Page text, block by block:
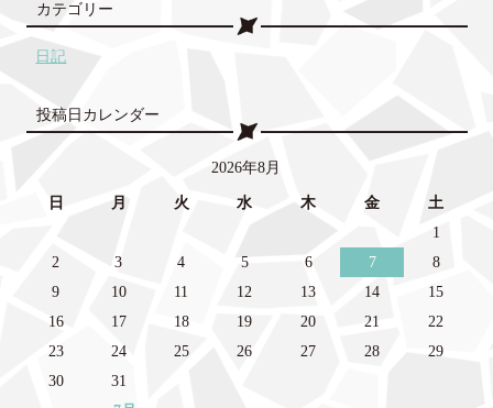
カテゴリー
日記
投稿日カレンダー
2026年8月
日 月 火 水 木 金 土
1
2
3 4 5 6 7
8
9
10 11 12 13 14
15
16
17 18 19 20 21
22
23
24 25 26 27 28
29
30
31